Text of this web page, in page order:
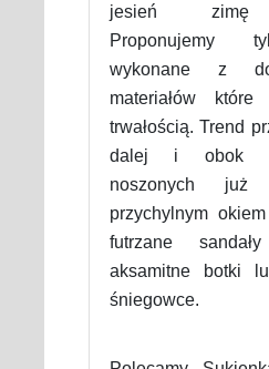
jesień zimę
Proponujemy
wykonane z
materiałów
trwałością. Trend
dalej i obok
noszonych
przychylnym
futrzane
aksamitne botki
śniegowce.